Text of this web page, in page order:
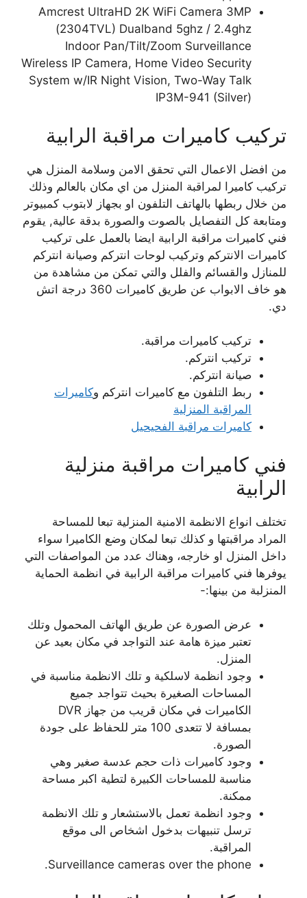
Amcrest UltraHD 2K WiFi Camera 3MP
(2304TVL) Dualband 5ghz / 2.4ghz
Indoor Pan/Tilt/Zoom Surveillance
Wireless IP Camera, Home Video Security
System w/IR Night Vision, Two-Way Talk
IP3M-941 (Silver)
تركيب كاميرات مراقبة الرابية
من افضل الاعمال التي تحقق الامن وسلامة المنزل هي
تركيب كاميرا لمراقبة المنزل من اي مكان بالعالم وذلك
من خلال ربطها بالهاتف التلفون او بجهاز لابتوب كمبيوتر
ومتابعة كل التفصايل بالصوت والصورة بدقة عالية, يقوم
فني كاميرات مراقبة الرابية ايضا بالعمل على تركيب
كاميرات الانتركم وتركيب لوحات انتركم وصيانة انتركم
للمنازل والقسائم والفلل والتي تمكن من مشاهدة من
هو خاف الابواب عن طريق كاميرات 360 درجة اتش
دي.
تركيب كاميرات مراقبة.
تركيب انتركم.
صيانة انتركم.
ربط التلفون مع كاميرات انتركم وكاميرات
المراقبة المنزلية
كاميرات مراقبة الفحيحيل
فني كاميرات مراقبة منزلية
الرابية
تختلف انواع الانظمة الامنية المنزلية تبعا للمساحة
المراد مراقبتها و كذلك تبعا لمكان وضع الكاميرا سواء
داخل المنزل او خارجه، وهناك عدد من المواصفات التي
يوفرها فني كاميرات مراقبة الرابية في انظمة الحماية
المنزلبة من بينها:-
عرض الصورة عن طريق الهاتف المحمول وتلك
تعتبر ميزة هامة عند التواجد في مكان بعيد عن
المنزل.
وجود انظمة لاسلكية و تلك الانظمة مناسبة في
المساحات الصغيرة بحيث تتواجد جميع
الكاميرات في مكان قريب من جهاز DVR
بمسافة لا تتعدى 100 متر للحفاظ على جودة
الصورة.
وجود كاميرات ذات حجم عدسة صغير وهي
مناسبة للمساحات الكبيرة لتطية اكبر مساحة
ممكنة.
وجود انظمة تعمل بالاستشعار و تلك الانظمة
ترسل تنبيهات بدخول اشخاص الى موقع
المراقبة.
Surveillance cameras over the phone.